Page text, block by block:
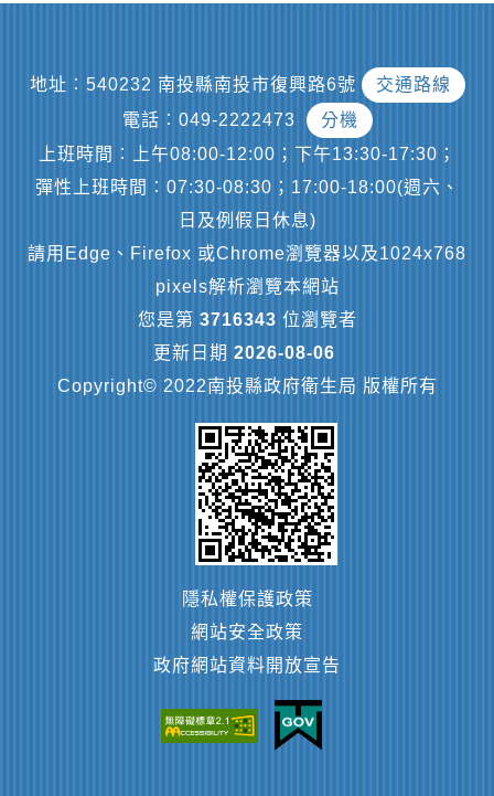
地址︰540232 南投縣南投市復興路6號
交通路線
電話︰049-2222473
分機
上班時間︰上午08:00-12:00；下午13:30-17:30；
彈性上班時間︰07:30-08:30；17:00-18:00(週六、
日及例假日休息)
請用Edge、Firefox 或Chrome瀏覽器以及1024x768
pixels解析瀏覽本網站
您是第 3716343 位瀏覽者
更新日期 2026-08-06
Copyright© 2022南投縣政府衛生局 版權所有
隱私權保護政策
網站安全政策
政府網站資料開放宣告